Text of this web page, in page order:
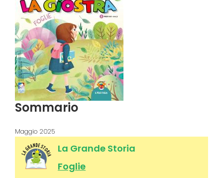
Sommario
Maggio 2025
La Grande Storia
Foglie